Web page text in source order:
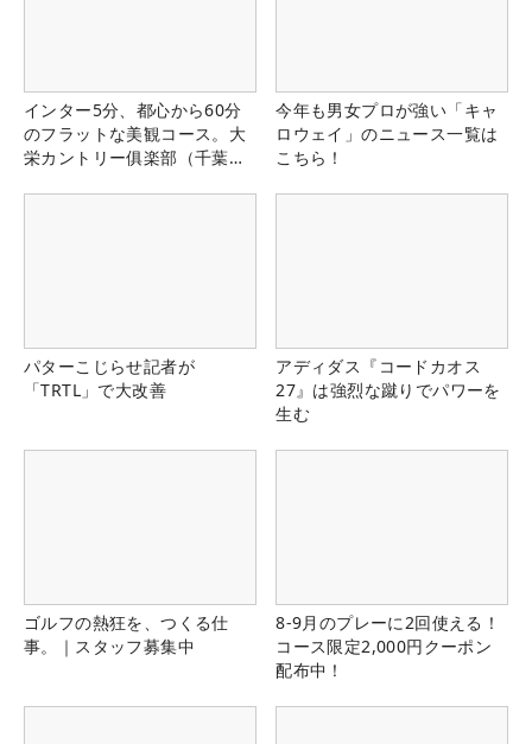
インター5分、都心から60分
のフラットな美観コース。大
栄カントリー俱楽部（千葉
今年も男女プロが強い「キャ
ロウェイ」のニュース一覧は
こちら！
パターこじらせ記者が
「TRTL」で大改善
アディダス『コードカオス
27』は強烈な蹴りでパワーを
生む
ゴルフの熱狂を、つくる仕
事。｜スタッフ募集中
8-9月のプレーに2回使える！
コース限定2,000円クーポン
配布中！